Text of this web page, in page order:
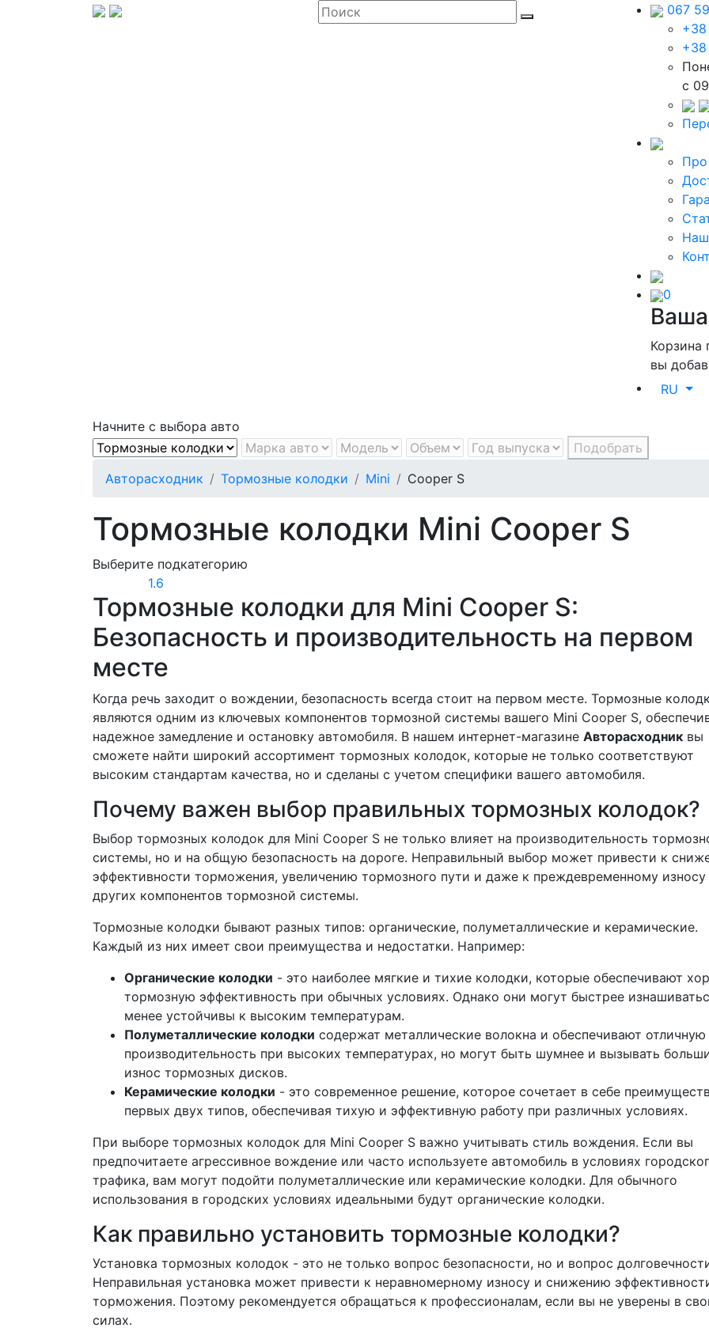
067
c
Про
0
Корзина
вы
RU
Начните с выбора авто
Подобрать
Авторасходник
Тормозные колодки Mini Cooper S
Тормозные колодки Mini Cooper S
Выберите подкатегорию
1.6
Тормозные колодки для Mini Cooper S:
Безопасность и производительность на первом
месте
Когда речь заходит о вождении, безопасность всегда стоит на первом месте. Тормозные
являются одним из ключевых компонентов тормозной системы вашего Mini Cooper S,
надежное замедление и остановку автомобиля. В нашем интернет-магазине Авторасходник вы
сможете найти широкий ассортимент тормозных колодок, которые не только соответствуют
высоким стандартам качества, но и сделаны с учетом специфики вашего автомобиля.
Почему важен выбор правильных тормозных колодок?
Выбор тормозных колодок для Mini Cooper S не только влияет на производительность
системы, но и на общую безопасность на дороге. Неправильный выбор может привести к
эффективности торможения, увеличению тормозного пути и даже к преждевременному износу
других компонентов тормозной системы.
Тормозные колодки бывают разных типов: органические, полуметаллические и керамические.
Каждый из них имеет свои преимущества и недостатки. Например:
Органические колодки - это наиболее мягкие и тихие колодки, которые обеспечивают
тормозную эффективность при обычных условиях. Однако они могут быстрее
менее устойчивы к высоким температурам.
Полуметаллические колодки содержат металлические волокна и обеспечивают отличную
производительность при высоких температурах, но могут быть шумнее и вызывать
износ тормозных дисков.
Керамические колодки - это современное решение, которое сочетает в себе
первых двух типов, обеспечивая тихую и эффективную работу при различных условиях.
При выборе тормозных колодок для Mini Cooper S важно учитывать стиль вождения. Если вы
предпочитаете агрессивное вождение или часто используете автомобиль в условиях
трафика, вам могут подойти полуметаллические или керамические колодки. Для обычного
использования в городских условиях идеальными будут органические колодки.
Как правильно установить тормозные колодки?
Установка тормозных колодок - это не только вопрос безопасности, но и вопрос
Неправильная установка может привести к неравномерному износу и снижению
торможения. Поэтому рекомендуется обращаться к профессионалам, если вы не уверены в
силах.